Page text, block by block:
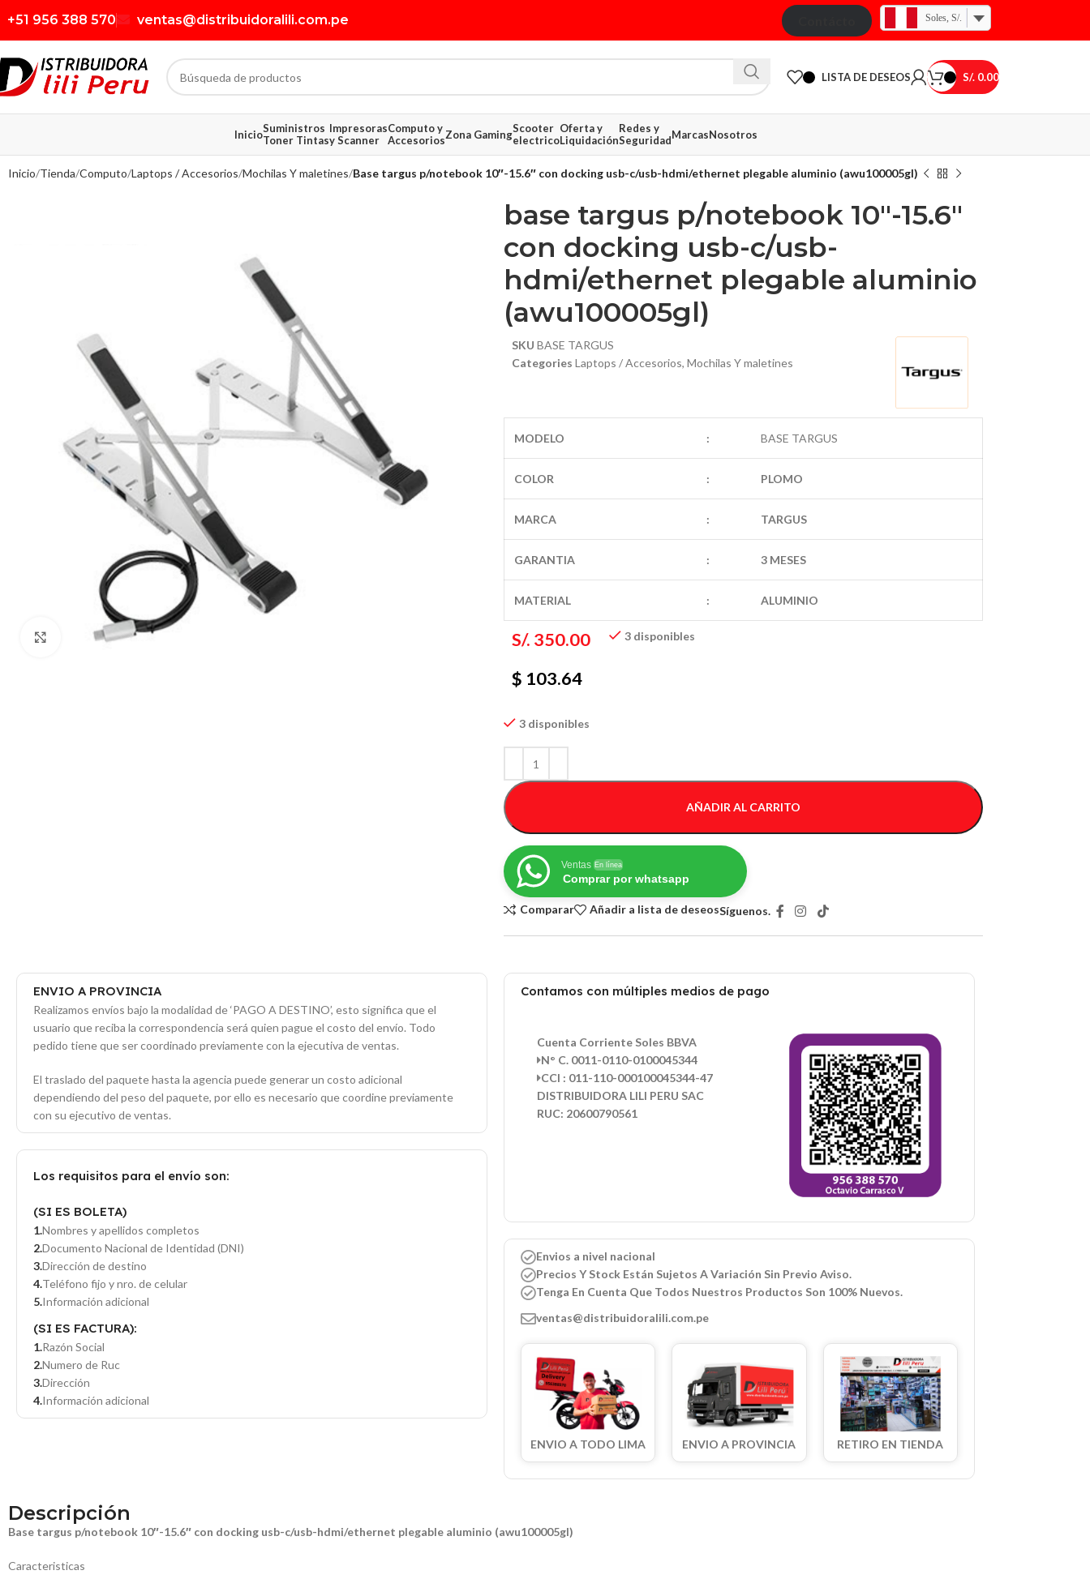
+51 956 388 570 ventas@distribuidoralili.com.pe Soles, S/.
LISTA DE DESEOS S/. 0.00
InicioSuministros
Toner Tintas
Impresoras
y Scanner
Computo y
AccesoriosZona GamingScooter
electrico
Oferta y
Liquidación
Redes y
SeguridadMarcasNosotros
Inicio Tienda Computo Laptops / Accesorios Mochilas Y maletines Base targus p/notebook 10″-15.6″ con docking usb-c/usb-hdmi/ethernet plegable aluminio (awu100005gl)
$ 67.81
Haga Click para agrandar
base targus p/notebook 10″-15.6″
con docking usb-c/usb-
hdmi/ethernet plegable aluminio
(awu100005gl)
SKU BASE TARGUS
Categories Laptops / Accesorios, Mochilas Y maletines
MODELO : BASE TARGUS
COLOR : PLOMO
MARCA : TARGUS
GARANTIA : 3 MESES
MATERIAL : ALUMINIO
S/. 350.00
$ 103.64
3 disponibles
3 disponibles
AÑADIR AL CARRITO
Ventas En línea
Comprar por whatsapp
Comparar Añadir a lista de deseosSíguenos.
ENVIO A PROVINCIA
Realizamos envíos bajo la modalidad de ‘PAGO A DESTINO’, esto significa que el
usuario que reciba la correspondencia será quien pague el costo del envío. Todo
pedido tiene que ser coordinado previamente con la ejecutiva de ventas.
El traslado del paquete hasta la agencia puede generar un costo adicional
dependiendo del peso del paquete, por ello es necesario que coordine previamente
con su ejecutivo de ventas.
Los requisitos para el envío son:
(SI ES BOLETA)
Nombres y apellidos completos
Documento Nacional de Identidad (DNI)
Dirección de destino
Teléfono fijo y nro. de celular
Información adicional
(SI ES FACTURA):
Razón Social
Numero de Ruc
Dirección
Información adicional
Contamos con múltiples medios de pago
Cuenta Corriente Soles BBVA
N° C. 0011-0110-0100045344
CCI : 011-110-000100045344-47
DISTRIBUIDORA LILI PERU SAC
RUC: 20600790561
Envios a nivel nacional
Precios Y Stock Están Sujetos A Variación Sin Previo Aviso.
Tenga En Cuenta Que Todos Nuestros Productos Son 100% Nuevos.
ventas@distribuidoralili.com.pe
ENVIO A TODO LIMA ENVIO A PROVINCIA RETIRO EN TIENDA
Descripción
Base targus p/notebook 10″-15.6″ con docking usb-c/usb-hdmi/ethernet plegable aluminio (awu100005gl)
Caracteristicas